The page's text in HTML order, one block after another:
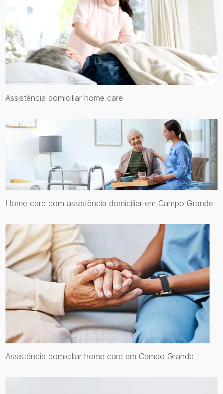
Assistência domiciliar home care
Home care com assistência domiciliar em Campo Grande
Assistência domiciliar home care em Campo Grande